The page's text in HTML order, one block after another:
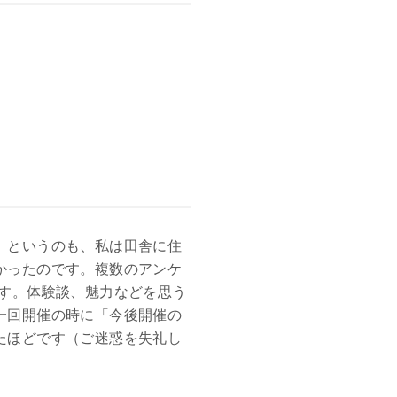
というのも、私は田舎に住
ったのです。複数のアンケ
。体験談、魅力などを思う
回開催の時に「今後開催の
どです（ご迷惑を失礼し